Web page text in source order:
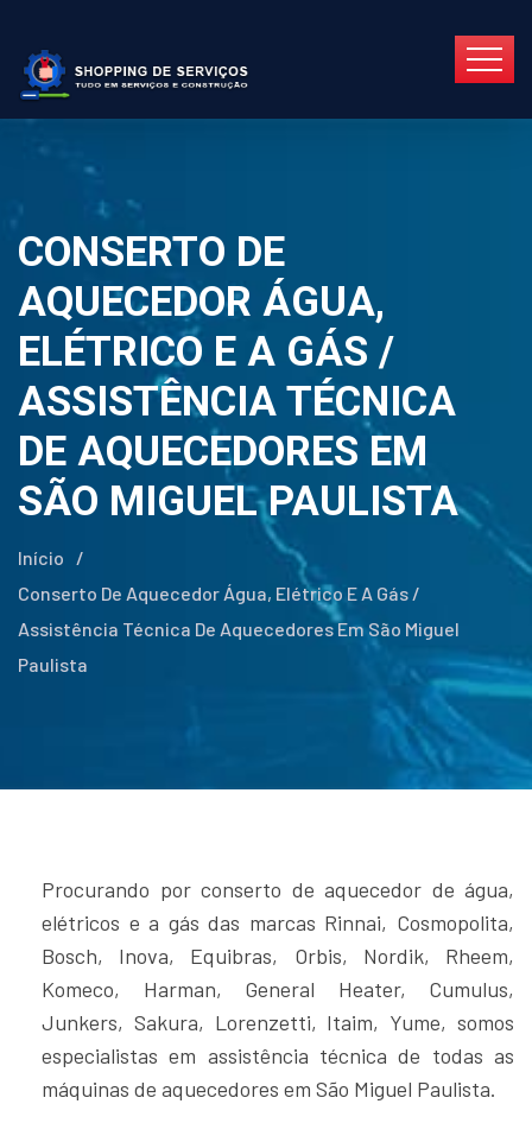
CONSERTO DE
AQUECEDOR ÁGUA,
ELÉTRICO E A GÁS /
ASSISTÊNCIA TÉCNICA
DE AQUECEDORES EM
SÃO MIGUEL PAULISTA
Início
/
Conserto De Aquecedor Água, Elétrico E A Gás /
Assistência Técnica De Aquecedores Em São Miguel
Paulista
Procurando por conserto de aquecedor de água,
elétricos e a gás das marcas Rinnai, Cosmopolita,
Bosch, Inova, Equibras, Orbis, Nordik, Rheem,
Komeco, Harman, General Heater, Cumulus,
Junkers, Sakura, Lorenzetti, Itaim, Yume, somos
especialistas em assistência técnica de todas as
máquinas de aquecedores em São Miguel Paulista.